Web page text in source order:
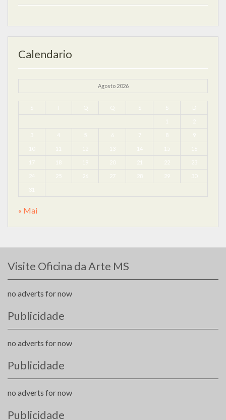
Calendario
Agosto 2026
S T Q Q S S D
1
3 4 5 6 7 8 9
10 11 12 13 14 15 16
17 18 19 20 21 23
24 25 26 27 28 29 30
31
« Mai
Visite Oficina da Arte MS
no adverts for now
Publicidade
no adverts for now
Publicidade
no adverts for now
Publicidade